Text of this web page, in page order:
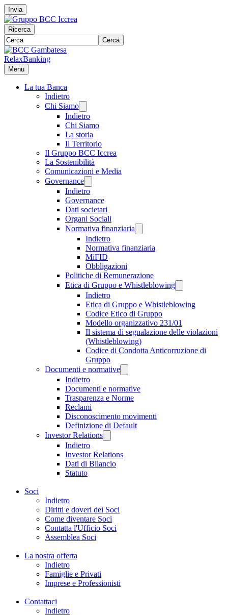
Invia
Ricerca
Cerca
RelaxBanking
Menu
La tua Banca
Indietro
Chi Siamo
Indietro
Chi Siamo
La storia
Il Territorio
Il Gruppo BCC Iccrea
La Sostenibilità
Comunicazioni e Media
Governance
Indietro
Governance
Dati societari
Organi Sociali
Normativa finanziaria
Indietro
Normativa finanziaria
MiFID
Obbligazioni
Politiche di Remunerazione
Etica di Gruppo e Whistleblowing
Indietro
Etica di Gruppo e Whistleblowing
Codice Etico di Gruppo
Modello organizzativo 231/01
Il sistema di segnalazione delle violazioni
(Whistleblowing)
Codice di Condotta Anticorruzione di
Gruppo
Documenti e normative
Indietro
Documenti e normative
Trasparenza e Norme
Reclami
Disconoscimento movimenti
Definizione di Default
Investor Relations
Indietro
Investor Relations
Dati di Bilancio
Statuto
Soci
Indietro
Diritti e doveri dei Soci
Come diventare Soci
Contatta l'Ufficio Soci
Assemblea Soci
La nostra offerta
Indietro
Famiglie e Privati
Imprese e Professionisti
Contattaci
Indietro